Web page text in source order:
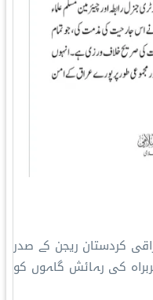
کردستان ریجن کے صدر
کی رہائش گاہوں کو